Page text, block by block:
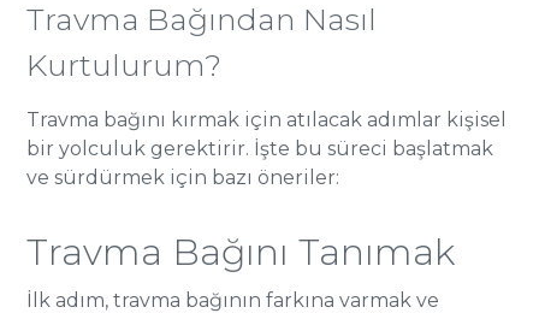
Travma Bağından Nasıl
Kurtulurum?
Travma bağını kırmak için atılacak adımlar kişisel
bir yolculuk gerektirir. İşte bu süreci başlatmak
ve sürdürmek için bazı öneriler:
Travma Bağını Tanımak
İlk adım, travma bağının farkına varmak ve